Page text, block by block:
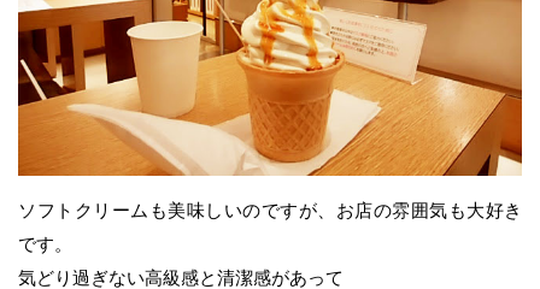
ソフトクリームも美味しいのですが、お店の雰囲気も大好き
です。
気どり過ぎない高級感と清潔感があって